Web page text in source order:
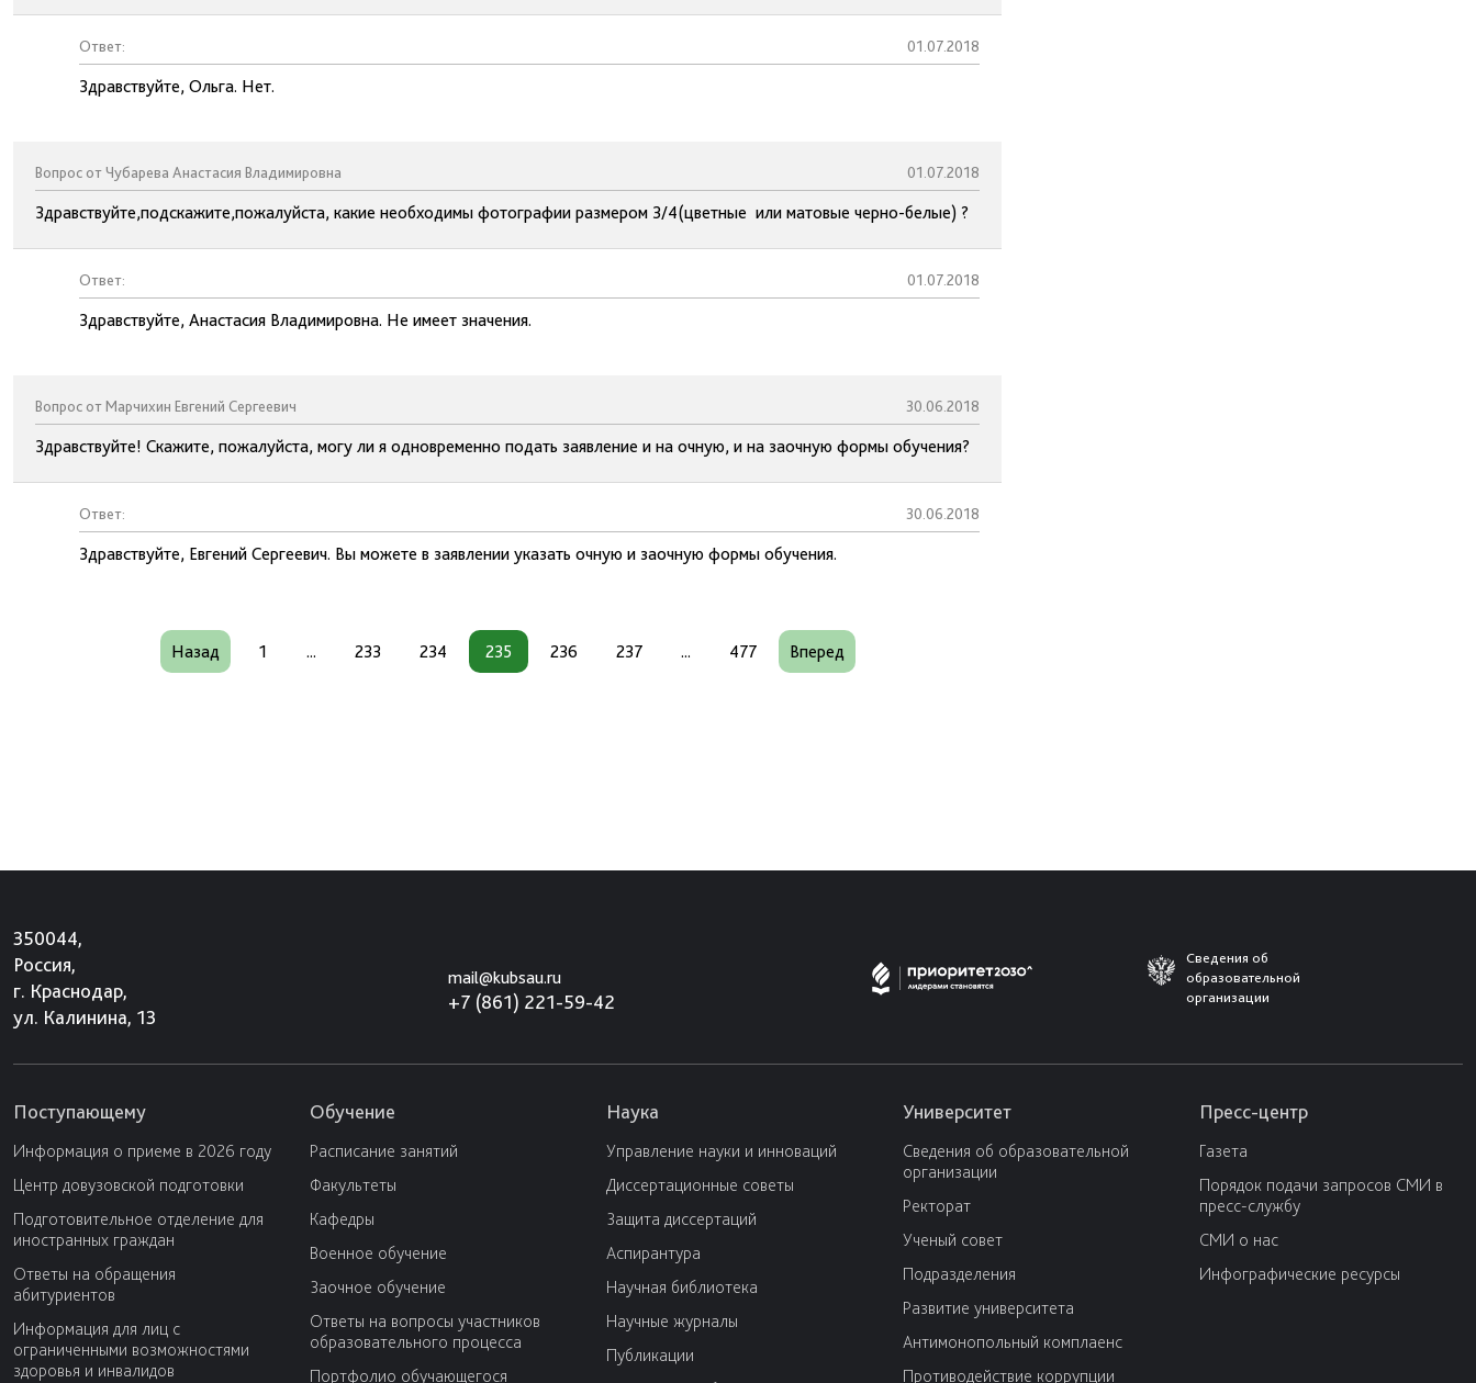
Ответ: 01.07.2018
Здравствуйте, Ольга. Нет.
Вопрос от Чубарева Анастасия Владимировна 01.07.2018
Здравствуйте,подскажите,пожалуйста, какие необходимы фотографии размером 3/4(цветные или матовые черно-белые) ?
Ответ: 01.07.2018
Здравствуйте, Анастасия Владимировна. Не имеет значения.
Вопрос от Марчихин Евгений Сергеевич 30.06.2018
Здравствуйте! Скажите, пожалуйста, могу ли я одновременно подать заявление и на очную, и на заочную формы обучения?
Ответ: 30.06.2018
Здравствуйте, Евгений Сергеевич. Вы можете в заявлении указать очную и заочную формы обучения.
Назад 1 ... 233 234 235 236 237 ... 477 Вперед
350044,
Россия,
г. Краснодар,
ул. Калинина, 13
mail@kubsau.ru
+7 (861) 221-59-42
Сведения об
образовательной
организации
Поступающему
Информация о приеме в 2026 году
Центр довузовской подготовки
Подготовительное отделение для
иностранных граждан
Ответы на обращения
абитуриентов
Информация для лиц с
ограниченными возможностями
здоровья и инвалидов
Обучение
Расписание занятий
Факультеты
Кафедры
Военное обучение
Заочное обучение
Ответы на вопросы участников
образовательного процесса
Портфолио обучающегося
Наука
Управление науки и инноваций
Диссертационные советы
Защита диссертаций
Аспирантура
Научная библиотека
Научные журналы
Публикации
Университет
Сведения об образовательной
организации
Ректорат
Ученый совет
Подразделения
Развитие университета
Антимонопольный комплаенс
Противодействие коррупции
Пресс-центр
Газета
Порядок подачи запросов СМИ в
пресс-службу
СМИ о нас
Инфографические ресурсы